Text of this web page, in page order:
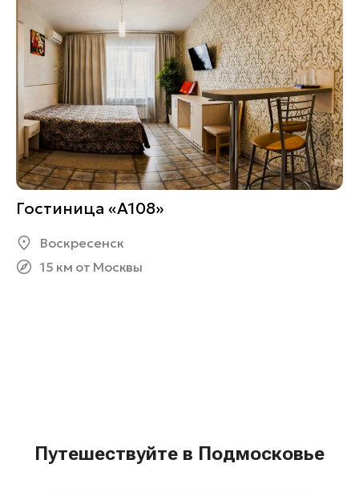
Гостиница «А108»
Воскресенск
15 км от Москвы
Путешествуйте в Подмосковье